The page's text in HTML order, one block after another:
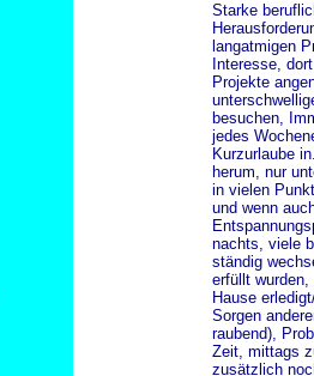
Starke
langatmigen
Interesse,
Projekte
besuchen,
jedes
Kurzurlaube
herum, nur
in vielen
und wenn
nachts, viele
ständig
erfüllt
Hause
Sorgen
raubend),
Zeit, mittags
zusätzlich